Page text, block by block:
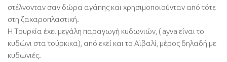
στέλνονταν σαν δώρα αγάπης και χρησιμοποιούνταν από τότε
στη ζαχαροπλαστική.
Η Τουρκία έχει μεγάλη παραγωγή κυδωνιών, ( ayva είναι το
κυδώνι στα τούρκικα), από εκεί και το Αϊβαλί, μέρος δηλαδή με
κυδωνιές.